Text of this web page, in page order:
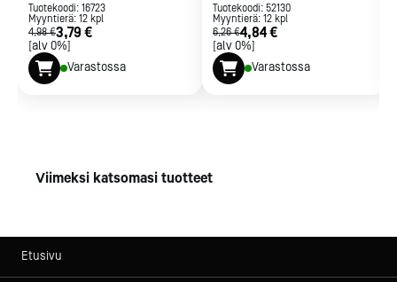
Tuotekoodi: 16723
Myyntierä: 12 kpl
4,98 €3,79 €
[alv 0%]
Varastossa
Tuotekoodi: 52130
Myyntierä: 12 kpl
6,26 €4,84 €
[alv 0%]
Varastossa
Viimeksi katsomasi tuotteet
Etusivu